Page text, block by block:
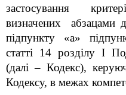
застосування
визначенихабзацами
підпункту «а»
статті 14 розділу І
(далі – Кодекс),
Кодексу, в межах